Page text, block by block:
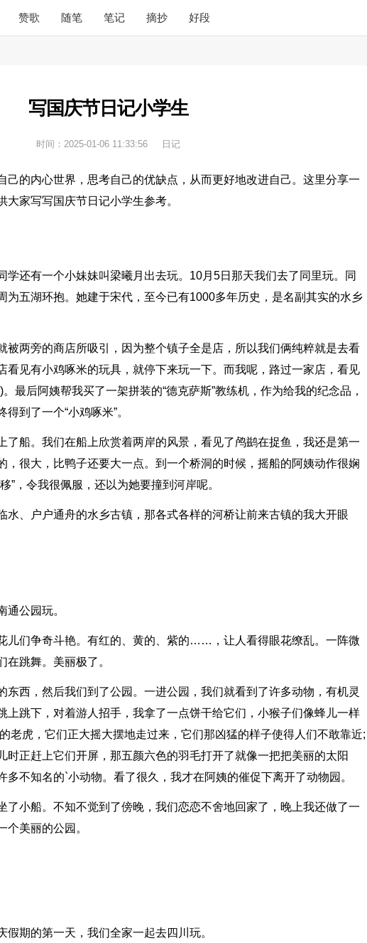
赞歌 随笔 笔记 摘抄 好段
写国庆节日记小学生
时间： 2025-01-06 11:33:56 日记
己的内心世界，思考自己的优缺点，从而更好地改进自己。这里分享一
家写写国庆节日记小学生参考。
学还有一个小妹妹叫梁曦月出去玩。10月5日那天我们去了同里玩。同
为五湖环抱。她建于宋代，至今已有1000多年历史，是名副其实的水乡
被两旁的商店所吸引，因为整个镇子全是店，所以我们俩纯粹就是去看
看见有小鸡啄米的玩具，就停下来玩一下。而我呢，路过一家店，看见
最后阿姨帮我买了一架拼装的“德克萨斯”教练机，作为给我的纪念品，
到了一个“小鸡啄米”。
了船。我们在船上欣赏着两岸的风景，看见了鸬鹚在捉鱼，我还是第一
，很大，比鸭子还要大一点。到一个桥洞的时候，摇船的阿姨动作很娴
”，令我很佩服，还以为她要撞到河岸呢。
水、户户通舟的水乡古镇，那各式各样的河桥让前来古镇的我大开眼
通公园玩。
儿们争奇斗艳。有红的、黄的、紫的……，让人看得眼花缭乱。一阵微
在跳舞。美丽极了。
东西，然后我们到了公园。一进公园，我们就看到了许多动物，有机灵
上跳下，对着游人招手，我拿了一点饼干给它们，小猴子们像蜂儿一样
老虎，它们正大摇大摆地走过来，它们那凶猛的样子使得人们不敢靠近;
时正赶上它们开屏，那五颜六色的羽毛打开了就像一把把美丽的太阳
多不知名的`小动物。看了很久，我才在阿姨的催促下离开了动物园。
了小船。不知不觉到了傍晚，我们恋恋不舍地回家了，晚上我还做了一
个美丽的公园。
假期的第一天，我们全家一起去四川玩。